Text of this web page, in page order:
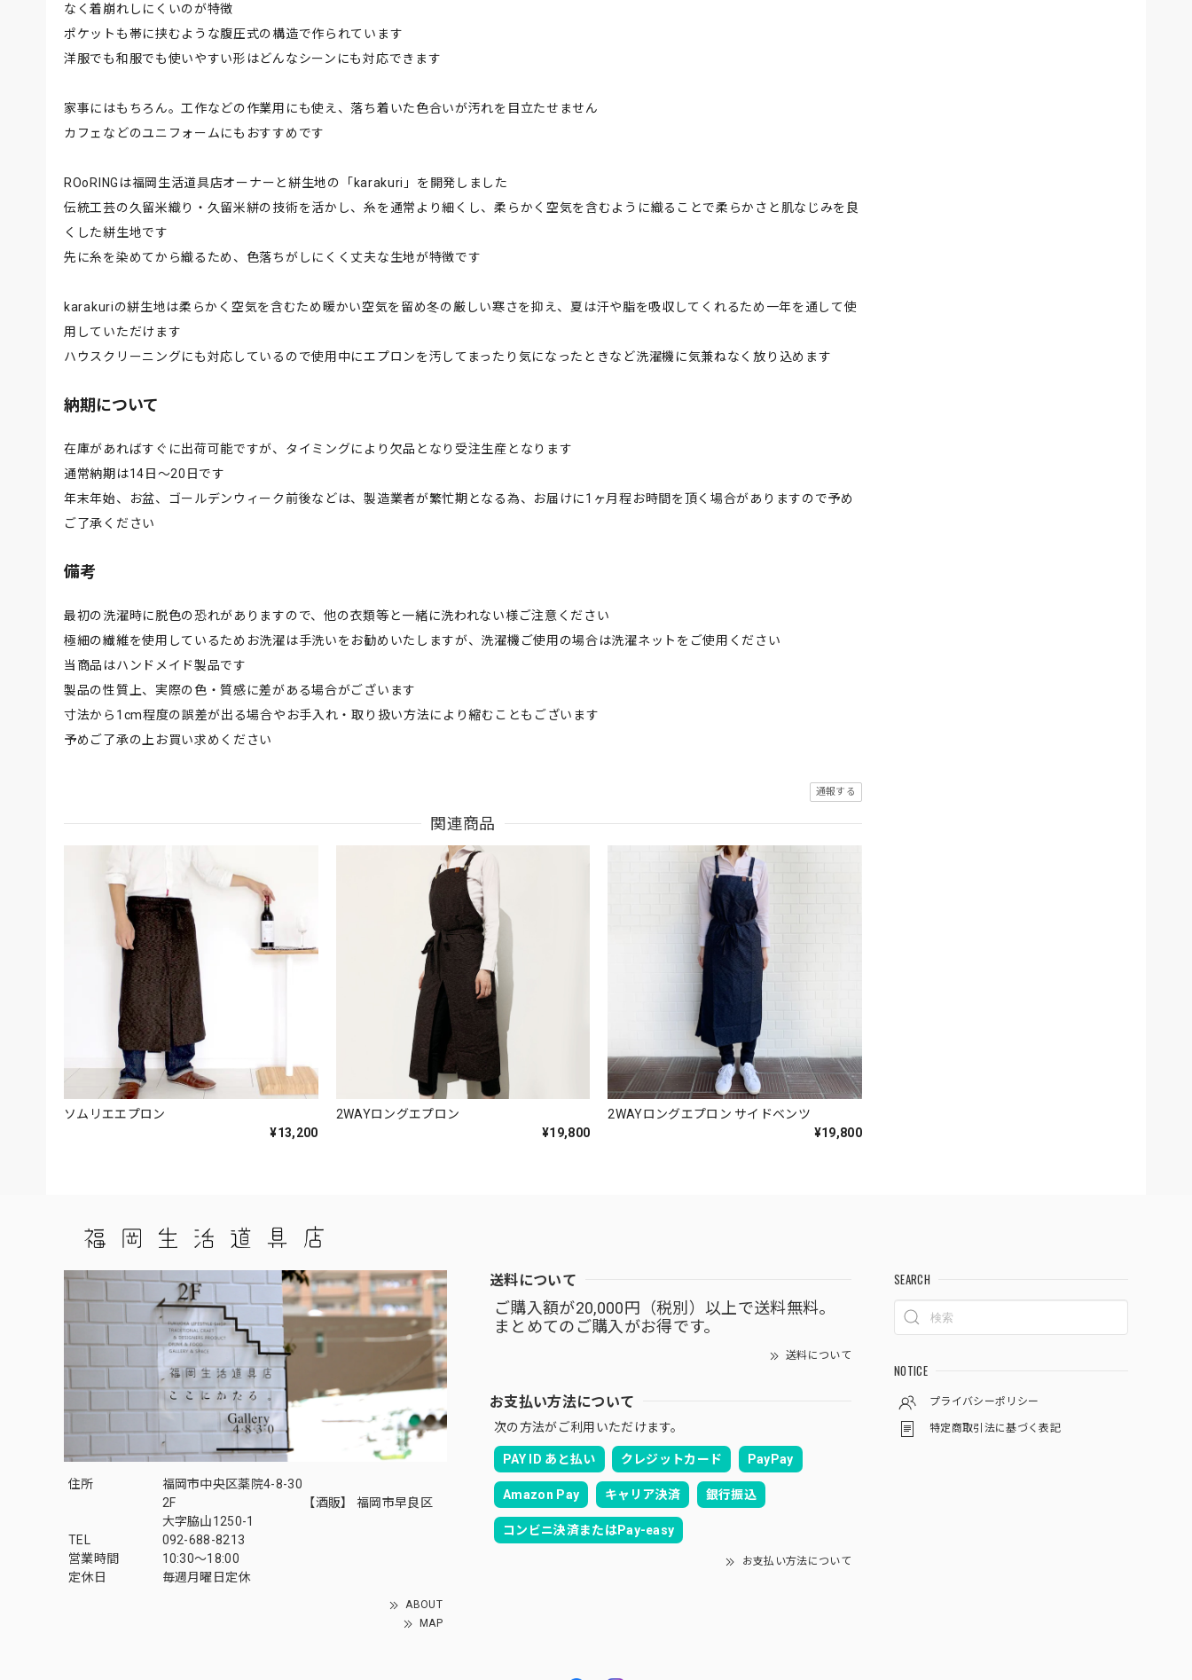
なく着崩れしにくいのが特徴
ポケットも帯に挟むような腹圧式の構造で作られています
洋服でも和服でも使いやすい形はどんなシーンにも対応できます
家事にはもちろん。工作などの作業用にも使え、落ち着いた色合いが汚れを目立たせません
カフェなどのユニフォームにもおすすめです
ROoRINGは福岡生活道具店オーナーと絣生地の「karakuri」を開発しました
伝統工芸の久留米織り・久留米絣の技術を活かし、糸を通常より細くし、柔らかく空気を含むように織ることで柔らかさと肌なじみを良
くした絣生地です
先に糸を染めてから織るため、色落ちがしにくく丈夫な生地が特徴です
karakuriの絣生地は柔らかく空気を含むため暖かい空気を留め冬の厳しい寒さを抑え、夏は汗や脂を吸収してくれるため一年を通して使
用していただけます
ハウスクリーニングにも対応しているので使用中にエプロンを汚してまったり気になったときなど洗濯機に気兼ねなく放り込めます
納期について
在庫があればすぐに出荷可能ですが、タイミングにより欠品となり受注生産となります
通常納期は14日〜20日です
年末年始、お盆、ゴールデンウィーク前後などは、製造業者が繁忙期となる為、お届けに1ヶ月程お時間を頂く場合がありますので予め
ご了承ください
備考
最初の洗濯時に脱色の恐れがありますので、他の衣類等と一緒に洗われない様ご注意ください
極細の繊維を使用しているためお洗濯は手洗いをお勧めいたしますが、洗濯機ご使用の場合は洗濯ネットをご使用ください
当商品はハンドメイド製品です
製品の性質上、実際の色・質感に差がある場合がございます
寸法から1cm程度の誤差が出る場合やお手入れ・取り扱い方法により縮むこともございます
予めご了承の上お買い求めください
通報する
関連商品
ソムリエエプロン
¥13,200
2WAYロングエプロン
¥19,800
2WAYロングエプロン サイドベンツ
¥19,800
住所
福岡市中央区薬院4-8-30
2F 【酒販】 福岡市早良区
大字脇山1250-1
TEL
092-688-8213
営業時間
10:30～18:00
定休日
毎週月曜日定休
ABOUT
MAP
送料について
ご購入額が20,000円（税別）以上で送料無料。
まとめてのご購入がお得です。
送料について
お支払い方法について
次の方法がご利用いただけます。
PAY ID あと払い クレジットカード PayPay
Amazon Pay キャリア決済 銀行振込
コンビニ決済またはPay-easy
お支払い方法について
SEARCH
NOTICE
プライバシーポリシー
特定商取引法に基づく表記